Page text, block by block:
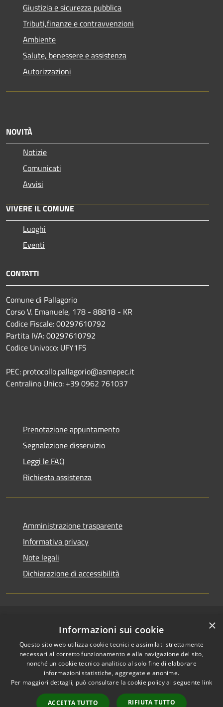
Giustizia e sicurezza pubblica
Tributi,finanze e contravvenzioni
Ambiente
Salute, benessere e assistenza
Autorizzazioni
NOVITÀ
Notizie
Comunicati
Avvisi
VIVERE IL COMUNE
Luoghi
Eventi
CONTATTI
Comune di Pallagorio
Corso V. Emanuele, 178 - 88818 - KR
Codice Fiscale: 00297610792
Partita IVA: 00297610792
Codice Univoco: UFY1FS
PEC: protocollo.pallagorio@asmepec.it
Centralino Unico: +39 0962 761037
Prenotazione appuntamento
Segnalazione disservizio
Leggi le FAQ
Richiesta assistenza
Amministrazione trasparente
Informativa privacy
Note legali
Dichiarazione di accessibilità
Privacy
Cookie
Mappa del sito
Firma digitale
Accesso Posta
Copyright © 2026 • Comune di
Pallagorio • Powered by
Municipium•Accesso
redazione
×
Informazioni sui cookie
Questo sito web utilizza cookie tecnici e assimilati strettamente
necessari al corretto funzionamento e alla navigazione del sito,
nonché un cookie tecnico analitico al solo fine di elaborare
informazioni statistiche, aggregate e anonime.
Per maggiori dettagli, può consultare la cookie policy al seguente link
ACCETTA TUTTO RIFIUTA TUTTO